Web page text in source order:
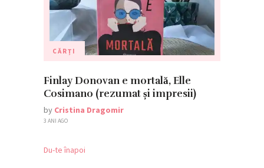
CĂRȚI
Finlay Donovan e mortală, Elle
Cosimano (rezumat și impresii)
by Cristina Dragomir
3 ANI AGO
Du-te înapoi